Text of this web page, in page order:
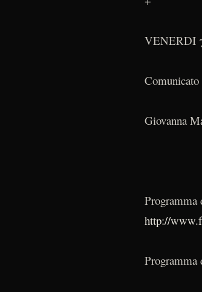
VENERDI
Comunicato
Giovanna
Programma
http://